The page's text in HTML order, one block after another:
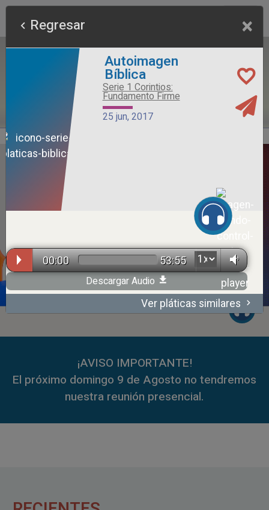
59:35
¡AVISO IMPORTANTE!
El próximo domingo 9 de Agosto no tendremos
nuestra reunión presencial.
Regresar ×
Autoimagen
Bíblica
Serie 1 Corintios:
Fundamento Firme
25 jun, 2017
00:00 53:55
Descargar Audio
Ver pláticas similares